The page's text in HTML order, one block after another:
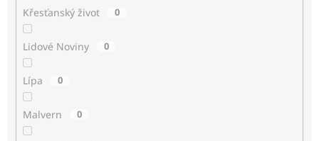
Křesťanský život 0
Lidové Noviny 0
Lípa 0
Malvern 0